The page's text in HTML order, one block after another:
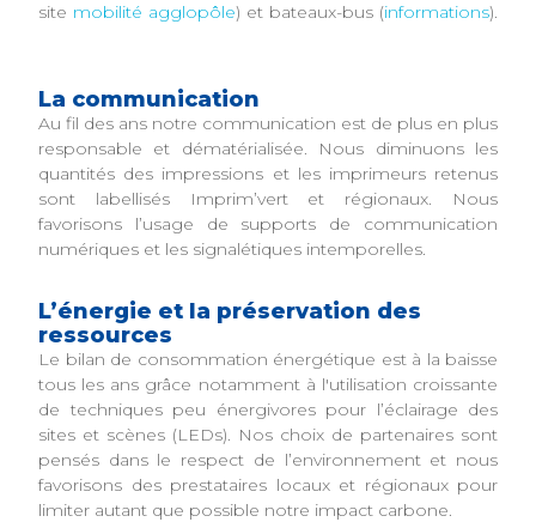
site mobilité agglopôle) et bateaux-bus (informations).
La communication
Au fil des ans notre communication est de plus en plus
responsable et dématérialisée. Nous diminuons les
quantités des impressions et les imprimeurs retenus
sont labellisés Imprim’vert et régionaux. Nous
favorisons l’usage de supports de communication
numériques et les signalétiques intemporelles.
L’énergie et la préservation des
ressources
Le bilan de consommation énergétique est à la baisse
tous les ans grâce notamment à l'utilisation croissante
de techniques peu énergivores pour l’éclairage des
sites et scènes (LEDs). Nos choix de partenaires sont
pensés dans le respect de l’environnement et nous
favorisons des prestataires locaux et régionaux pour
limiter autant que possible notre impact carbone.